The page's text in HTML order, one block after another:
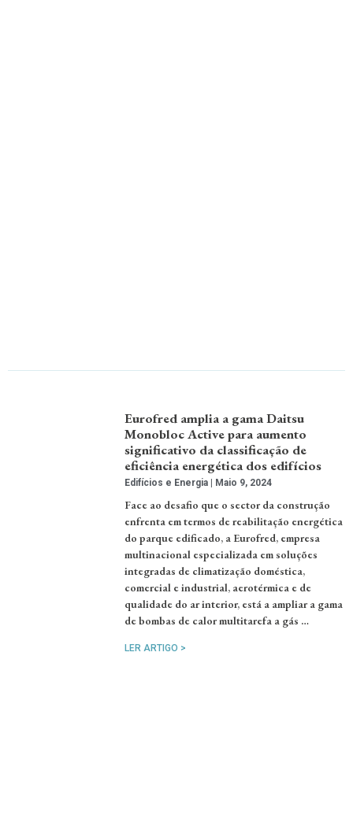
Eurofred amplia a gama Daitsu
Monobloc Active para aumento
significativo da classificação de
eficiência energética dos edifícios
Edifícios e Energia Maio 9, 2024
Face ao desafio que o sector da construção
enfrenta em termos de reabilitação energética
do parque edificado, a Eurofred, empresa
multinacional especializada em soluções
integradas de climatização doméstica,
comercial e industrial, aerotérmica e de
qualidade do ar interior, está a ampliar a gama
de bombas de calor multitarefa a gás …
LER ARTIGO >